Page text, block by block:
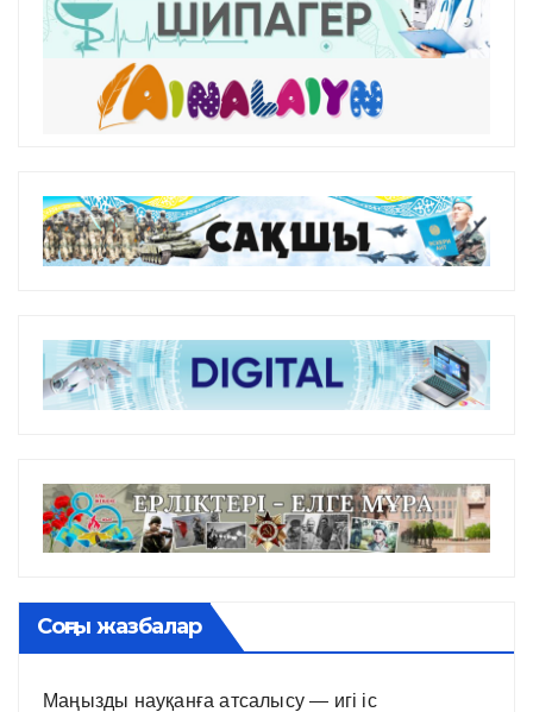
Соңғы жазбалар
Маңызды науқанға атсалысу — игі іс